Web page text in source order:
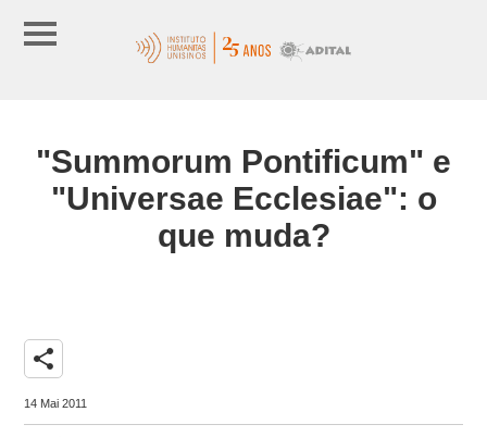
"Summorum Pontificum" e
"Universae Ecclesiae": o
que muda?
share
14 Mai 2011